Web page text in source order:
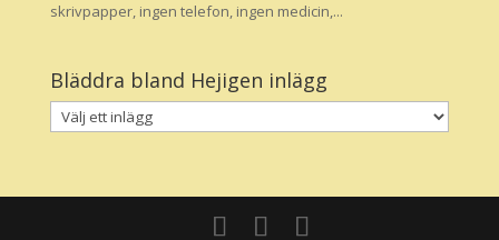
skrivpapper, ingen telefon, ingen medicin,...
Bläddra bland Hejigen inlägg